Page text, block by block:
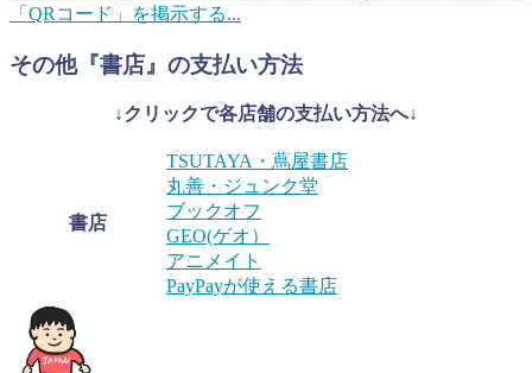
「QRコード」を掲示する...
その他『書店』の支払い方法
↓クリックで各店舗の支払い方法へ↓
書店
TSUTAYA・蔦屋書店
丸善・ジュンク堂
ブックオフ
GEO(ゲオ）
アニメイト
PayPayが使える書店